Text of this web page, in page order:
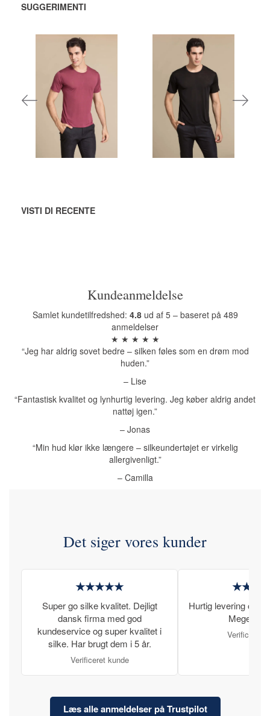
SUGGERIMENTI
448,00 DKK per
AGGIUNGI
AL
CARRELLO
448,00 DKK
AGGIUNGI
CARRELLO
VISTI DI RECENTE
Kundeanmeldelse
Samlet kundetilfredshed: 4.8ud af 5 – baseret på 489
anmeldelser
★ ★ ★ ★ ★
“Jeg har aldrig sovet bedre – silken føles som en drøm mod
huden.”
– Lise
“Fantastisk kvalitet og lynhurtig levering. Jeg køber aldrig andet
nattøj igen.”
– Jonas
“Min hud klør ikke længere – silkeundertøjet er virkelig
allergivenligt.”
– Camilla
Det siger vores kunder
★★★★★
Super go silke kvalitet. Dejligt
dansk firma med god
kundeservice og super kvalitet i
silke. Har brugt dem i 5 år.
Verificeret kunde
Hurtig levering og
Meget
Verificeret
Læs alle anmeldelser på Trustpilot